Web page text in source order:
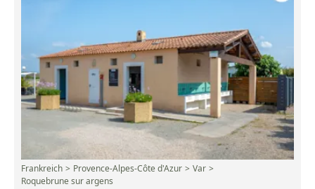
Frankreich Provence-Alpes-Côte d'Azur
Var
Roquebrune sur argens